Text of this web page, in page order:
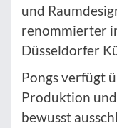
und
renommierter
Düsseldorfer
Pongs verfügt
Produktion
bewusst